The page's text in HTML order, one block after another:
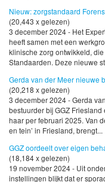
Nieuw: zorgstandaard
(20,443 x gelezen)
3 december 2024 - Het
heeft samen met een
klinische zorg ontwikkeld,
Standaarden. Deze nieuwe
Gerda van der Meer nieuwe
(20,218 x gelezen)
3 december 2024 - Gerda
bestuurder bij GGZ
haar per februari 2025. Van
en tein’ in Friesland, brengt...
GGZ oordeelt over eigen
(18,184 x gelezen)
19 november 2024 - Uit
instellingen blijkt dat er